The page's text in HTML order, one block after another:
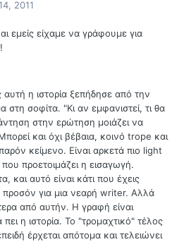
2011
εμείς είχαμε να γράφουμε για
η ιστορία ξεπήδησε από την
σοφίτα. "Κι αν εμφανιστεί, τι θα
στην ερώτηση μοιάζει να
και όχι βέβαια, κοινό trope και
κείμενο. Είναι αρκετά πιο light
προετοιμάζει η εισαγωγή.
και αυτό είναι κάτι που έχεις
προσόν για μια νεαρή writer. Αλλά
από αυτήν. Η γραφή είναι
η ιστορία. Το "τρομαχτικό" τέλος
έρχεται απότομα και τελειώνει